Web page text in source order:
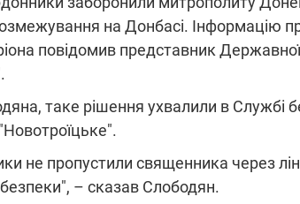
на Донбасі. Інформацію
повідомив представник
таке рішення ухвалили в Службі
не пропустили священника через
– сказав Слободян.